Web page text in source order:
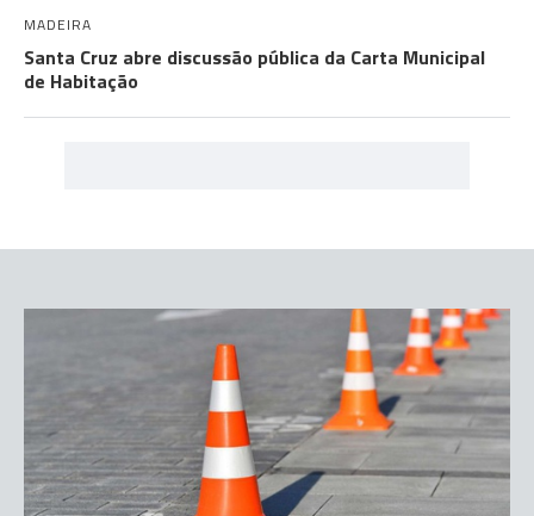
MADEIRA
Santa Cruz abre discussão pública da Carta Municipal
de Habitação